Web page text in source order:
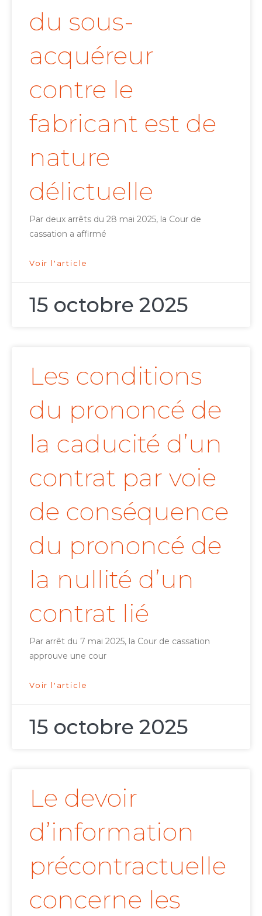
du sous-
acquéreur
contre le
fabricant est de
nature
délictuelle
Par deux arrêts du 28 mai 2025, la Cour de
cassation a affirmé
Voir l'article
15 octobre 2025
Les conditions
du prononcé de
la caducité d’un
contrat par voie
de conséquence
du prononcé de
la nullité d’un
contrat lié
Par arrêt du 7 mai 2025, la Cour de cassation
approuve une cour
Voir l'article
15 octobre 2025
Le devoir
d’information
précontractuelle
concerne les